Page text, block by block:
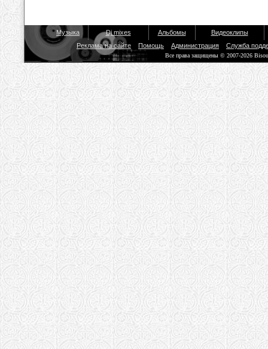
Музыка Dj mixes Альбомы
Видеоклипы
Реклама на сайте
Помощь Администрация Служба
Все права защищены © 2007-2026